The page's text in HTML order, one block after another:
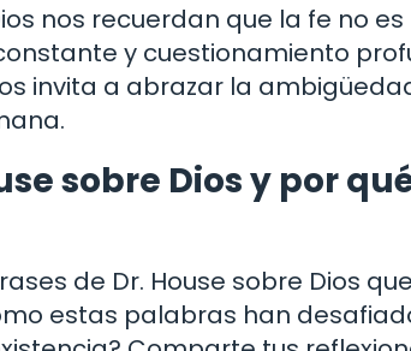
nos recuerdan que la fe no
y cuestionamiento
invita a abrazar la
sobre Dios y por
de Dr. House sobre Dios
estas palabras han